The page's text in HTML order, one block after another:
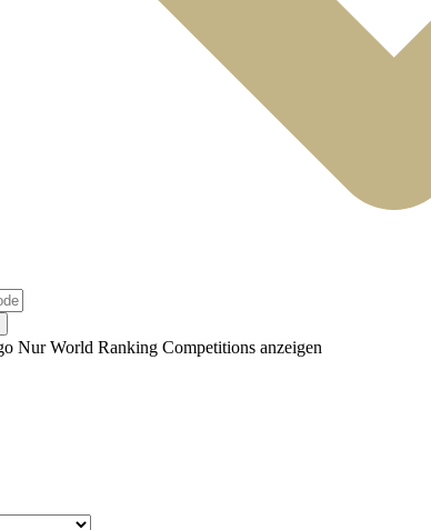
Nur World Ranking Competitions anzeigen